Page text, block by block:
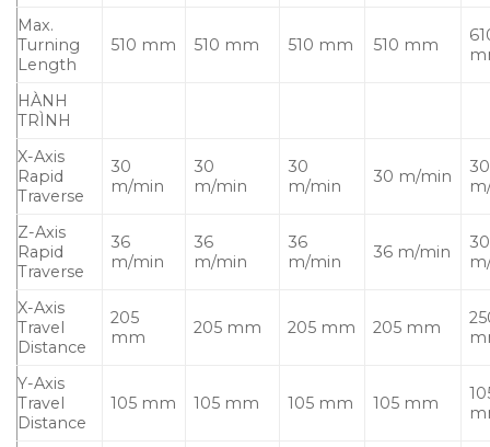
Max.
Turning
Length
510 mm 510 mm 510 mm 510 mm
HÀNH
TRÌNH
X-Axis
Rapid
Traverse
30
m/min
30
m/min
30
m/min
30 m/min
30
Z-Axis
Rapid
Traverse
36
m/min
36
m/min
36
m/min
36 m/min
30
X-Axis
Travel
Distance
205
mm
205 mm 205 mm 205 mm
Y-Axis
Travel
Distance
105 mm 105 mm 105 mm 105 mm